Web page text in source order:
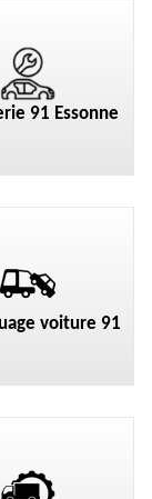
91 Essonne
voiture 91